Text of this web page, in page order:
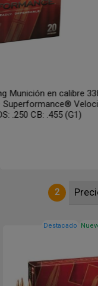
# 82233 -
Mag SST®
2840 fp/s -
Game 300-
2
Destacado